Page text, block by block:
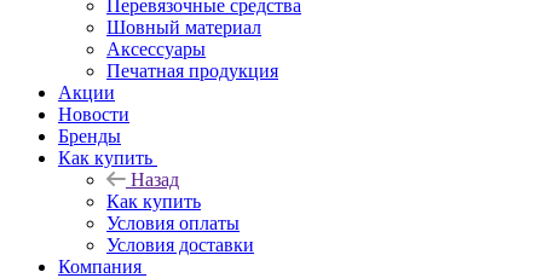
Перевязочные средства
Шовный материал
Аксессуары
Печатная продукция
Акции
Новости
Бренды
Как купить
Назад
Как купить
Условия оплаты
Условия доставки
Компания